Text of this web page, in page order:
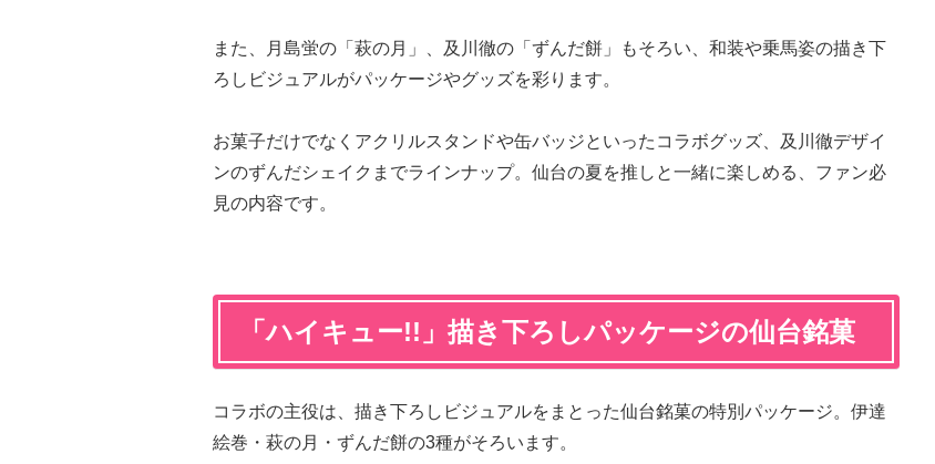
また、月島蛍の「萩の月」、及川徹の「ずんだ餅」もそろい、和装や乗馬姿の描き下
ろしビジュアルがパッケージやグッズを彩ります。
お菓子だけでなくアクリルスタンドや缶バッジといったコラボグッズ、及川徹デザイ
ンのずんだシェイクまでラインナップ。仙台の夏を推しと一緒に楽しめる、ファン必
見の内容です。
「ハイキュー!!」描き下ろしパッケージの仙台銘菓
コラボの主役は、描き下ろしビジュアルをまとった仙台銘菓の特別パッケージ。伊達
絵巻・萩の月・ずんだ餅の3種がそろいます。